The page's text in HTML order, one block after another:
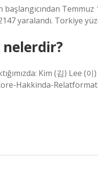
Temmuz
yaralandı. Torkiye
nelerdir?
Kim (김) Lee (
Hakkinda-